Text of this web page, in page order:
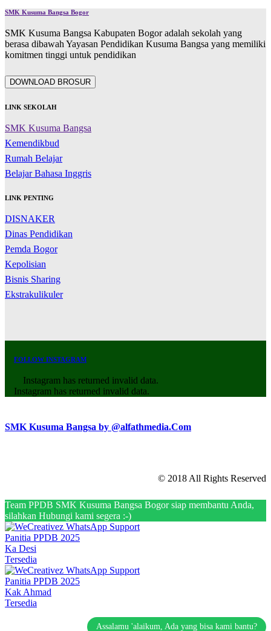
SMK Kusuma Bangsa Bogor
SMK Kusuma Bangsa Kabupaten Bogor adalah sekolah yang
berasa dibawah Yayasan Pendidikan Kusuma Bangsa yang memiliki
komitmen tinggi untuk pendidikan
DOWNLOAD BROSUR
LINK SEKOLAH
SMK Kusuma Bangsa
Kemendikbud
Rumah Belajar
Belajar Bahasa Inggris
LINK PENTING
DISNAKER
Dinas Pendidikan
Pemda Bogor
Kepolisian
Bisnis Sharing
Ekstrakulikuler
FOLLOW INSTAGRAM
Instagram has returned invalid data.
Instagram has returned invalid data.
SMK Kusuma Bangsa by @alfathmedia.Com
© 2018 All Rights Reserved
Team PPDB SMK Kusuma Bangsa Bogor siap membantu Anda,
silahkan Hubungi kami segera :-)
Panitia PPDB 2025
Ka Desi
Tersedia
Panitia PPDB 2025
Kak Ahmad
Tersedia
Assalamu 'alaikum, Ada yang bisa kami bantu?